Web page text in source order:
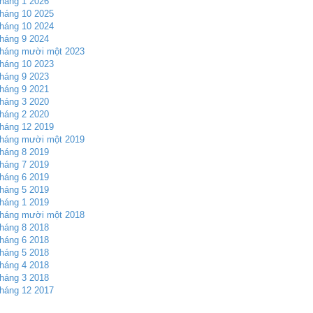
10 2025
10 2024
9 2024
mười một 2023
10 2023
9 2023
9 2021
3 2020
2 2020
12 2019
mười một 2019
8 2019
7 2019
6 2019
5 2019
1 2019
mười một 2018
8 2018
6 2018
5 2018
4 2018
3 2018
12 2017